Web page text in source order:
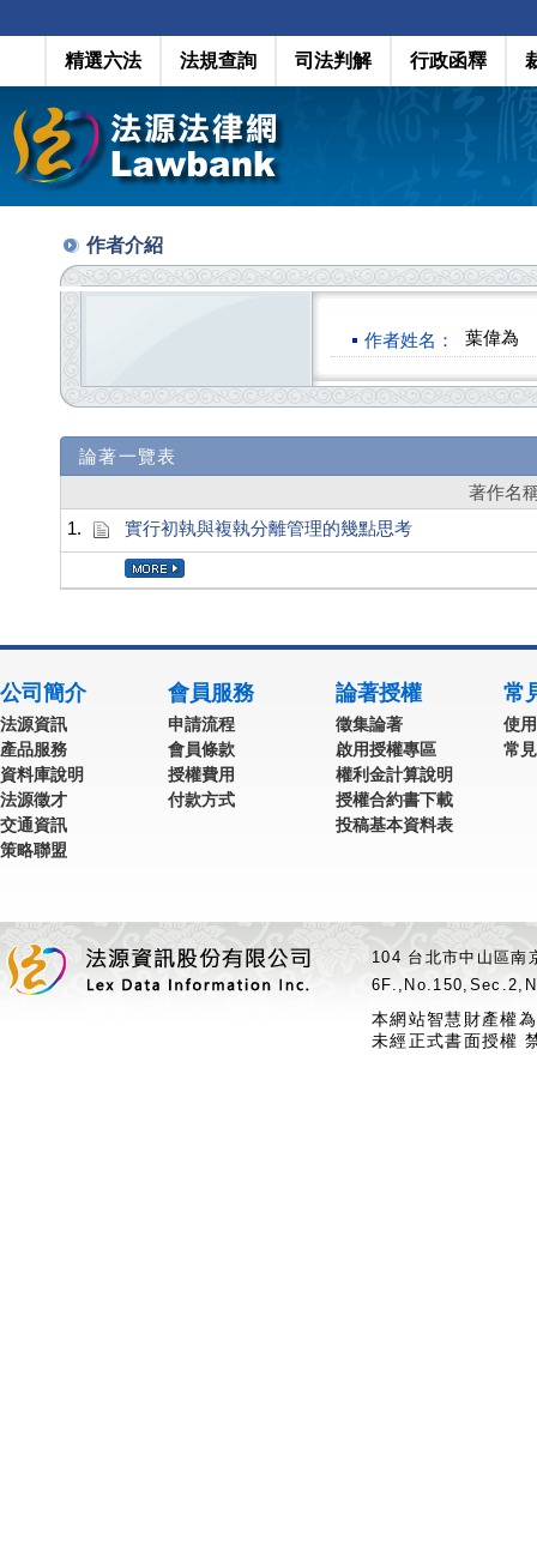
精選六法 法規查詢 司法判解 行政函釋
作者介紹
作者姓名： 葉偉為
論著一覽表
著作名
1.
實行初執與複執分離管理的幾點思考
公司簡介
法源資訊
產品服務
資料庫說明
法源徵才
交通資訊
策略聯盟
會員服務
申請流程
會員條款
授權費用
付款方式
論著授權
徵集論著
啟用授權專區
權利金計算說明
授權合約書下載
投稿基本資料表
常
使
常
104 台北市中山區
本網站智慧財產權
未經正式書面授權